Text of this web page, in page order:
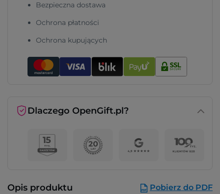
Bezpieczna dostawa
Ochrona płatności
Ochrona kupujących
Dlaczego OpenGift.pl?
Opis produktu Pobierz do PDF